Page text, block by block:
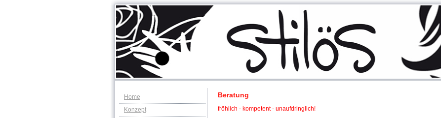
Home
Konzept
Beratung
fröhlich - kompetent - unaufdringlich!